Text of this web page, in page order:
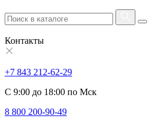
Контакты
+7 843 212-62-29
С 9:00 до 18:00 по Мск
8 800 200-90-49